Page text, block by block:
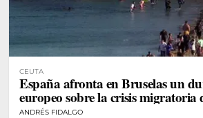
CEUTA
España afronta en Bruselas un
europeo sobre la crisis migratoria
ANDRÉS FIDALGO